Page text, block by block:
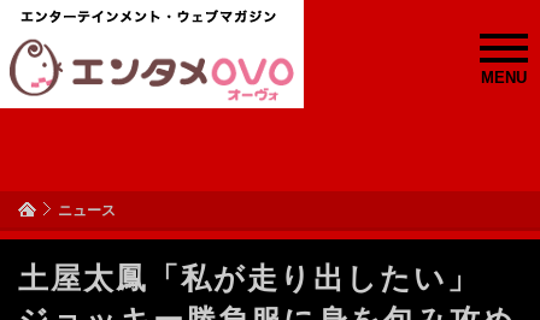
MENU
ニュース
土屋太鳳「私が走り出したい」